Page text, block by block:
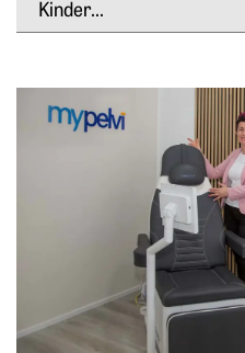
Kinder...
Weiterlesen: